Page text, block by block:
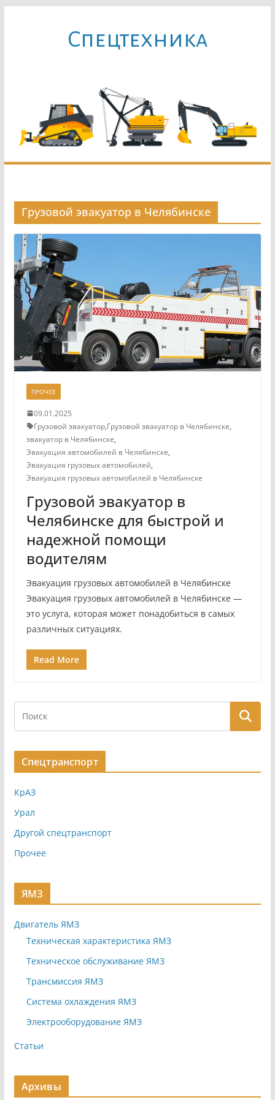
содержимомуCпецтехника
Грузовой эвакуатор в Челябинске
ПРОЧЕЕ
09.01.2025
Грузовой эвакуатор,Грузовой эвакуатор в Челябинске,
эвакуатор в Челябинске,
Эвакуация автомобилей в Челябинске,
Эвакуация грузовых автомобилей,
Эвакуация грузовых автомобилей в Челябинске
Грузовой эвакуатор в
Челябинске для быстрой и
надежной помощи
водителям
Эвакуация грузовых автомобилей в Челябинске
Эвакуация грузовых автомобилей в Челябинске —
это услуга, которая может понадобиться в самых
различных ситуациях.
Read More
Спецтранспорт
КрАЗ
Урал
Другой спецтранспорт
Прочее
ЯМЗ
Двигатель ЯМЗ
Техническая характеристика ЯМЗ
Техническое обслуживание ЯМЗ
Трансмиссия ЯМЗ
Система охлаждения ЯМЗ
Электрооборудование ЯМЗ
Статьи
Архивы